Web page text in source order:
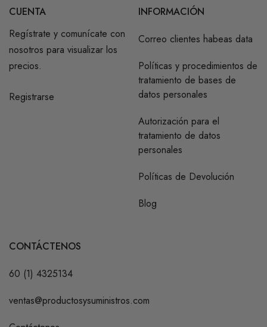
CUENTA
Regístrate y comunícate con
nosotros para visualizar los
precios.
Registrarse
INFORMACIÓN
Correo clientes habeas data
Políticas y procedimientos de
tratamiento de bases de
datos personales
Autorización para el
tratamiento de datos
personales
Políticas de Devolución
Blog
CONTÁCTENOS
60 (1) 4325134
ventas@productosysuministros.com